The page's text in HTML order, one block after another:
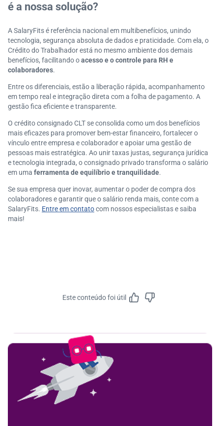
é a nossa solução?
A SalaryFits é referência nacional em multibenefícios, unindo
tecnologia, segurança absoluta de dados e praticidade. Com ela, o
Crédito do Trabalhador está no mesmo ambiente dos demais
benefícios, facilitando oacesso e o controle para RH e
colaboradores.
Entre os diferenciais, estão a liberação rápida, acompanhamento
em tempo real e integração direta com a folha de pagamento. A
gestão fica eficiente e transparente.
O crédito consignado CLT se consolida como um dos benefícios
mais eficazes para promover bem-estar financeiro, fortalecer o
vínculo entre empresa e colaborador e apoiar uma gestão de
pessoas mais estratégica. Ao unir taxas justas, segurança jurídica
e tecnologia integrada, o consignado privado transforma o salário
em uma ferramenta de equilíbrio e tranquilidade.
Se sua empresa quer inovar, aumentar o poder de compra dos
colaboradores e garantir que o salário renda mais, conte com a
SalaryFits. Entre em contatocom nossos especialistas e saiba
mais!
Este conteúdo foi útil